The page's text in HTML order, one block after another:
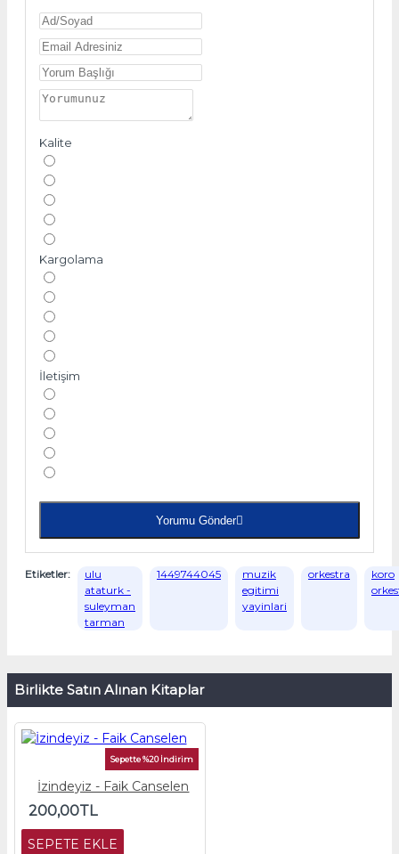
Kalite
Kargolama
İletişim
Yorumu Gönder
Etiketler:
ulu
ataturk -
suleyman
tarman
1449744045
muzik
egitimi
yayinlari
orkestra
koro
Birlikte Satın Alınan Kitaplar
Sepette %20 İndirim
İzindeyiz - Faik Canselen
200,00TL
SEPETE EKLE